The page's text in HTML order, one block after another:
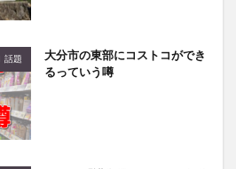
話題
大分市の東部にコストコができ
るっていう噂